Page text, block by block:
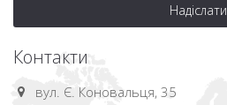
Надіслати
Контакти
вул. Є. Коновальця, 35